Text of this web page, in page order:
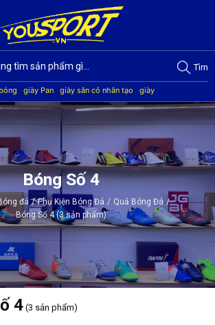
Tìm
giày Pan giày sân cỏ nhân tạo
giày
giày Mitre giày Akka quần áo bóng đá
giày
Bóng Số 4
đá / Phụ Kiện Bóng Đá / Quả Bóng Đá /
Bóng Số 4 (3 sản phẩm)
4 (3 sản phẩm)